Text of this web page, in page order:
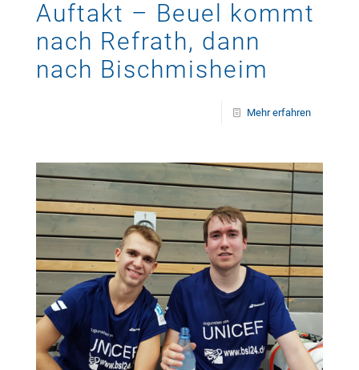
Auftakt – Beuel kommt
nach Refrath, dann
nach Bischmisheim
Mehr erfahren